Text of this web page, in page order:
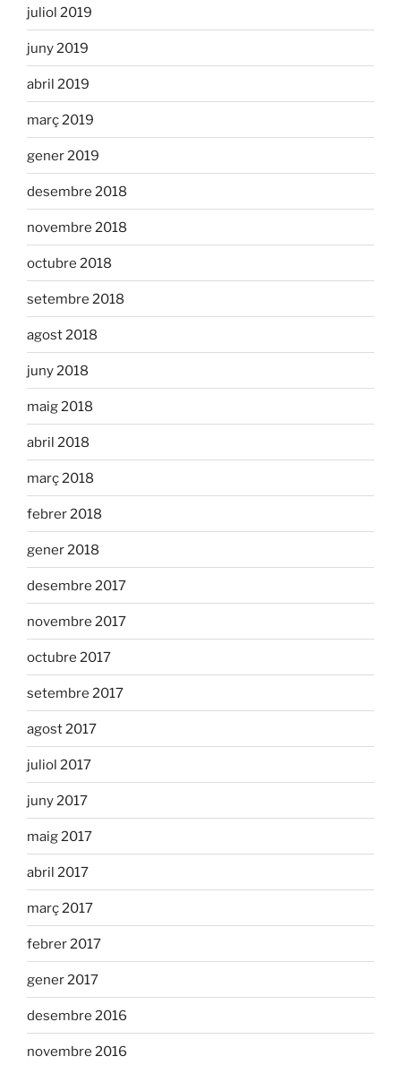
juliol 2019
juny 2019
abril 2019
març 2019
gener 2019
desembre 2018
novembre 2018
octubre 2018
setembre 2018
agost 2018
juny 2018
maig 2018
abril 2018
març 2018
febrer 2018
gener 2018
desembre 2017
novembre 2017
octubre 2017
setembre 2017
agost 2017
juliol 2017
juny 2017
maig 2017
abril 2017
març 2017
febrer 2017
gener 2017
desembre 2016
novembre 2016